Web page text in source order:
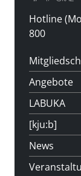
Hotline
800
Angebote
LABUKA
[kju:b]
News